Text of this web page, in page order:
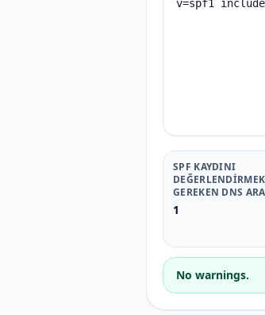
SPF KAYDINI
GEREKEN DNS
1
No warnings.